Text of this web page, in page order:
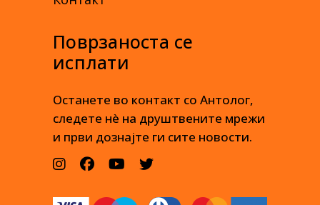
Поврзаноста се
исплати
Останете во контакт со Антолог,
следете нè на друштвените мрежи
и први дознајте ги сите новости.